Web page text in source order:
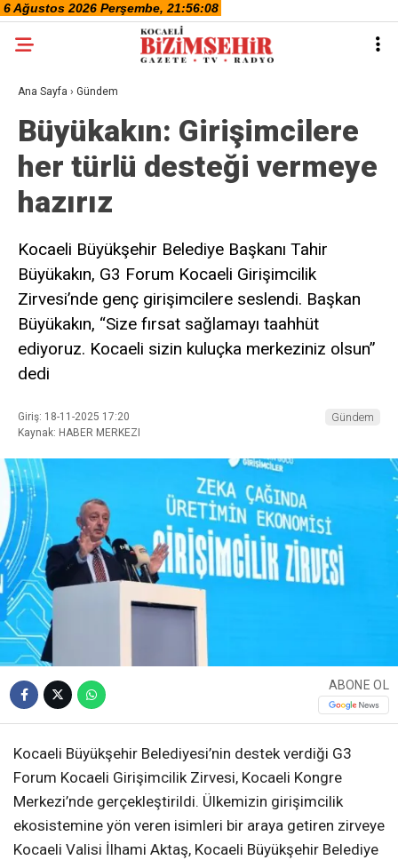
Ana Sayfa › Gündem
Büyükakın: Girişimcilere
her türlü desteği vermeye
hazırız
Kocaeli Büyükşehir Belediye Başkanı Tahir
Büyükakın, G3 Forum Kocaeli Girişimcilik
Zirvesi’nde genç girişimcilere seslendi. Başkan
Büyükakın, “Size fırsat sağlamayı taahhüt
ediyoruz. Kocaeli sizin kuluçka merkeziniz olsun”
dedi
Giriş: 18-11-2025 17:20
Kaynak: HABER MERKEZI
Gündem
ABONE OL
Kocaeli Büyükşehir Belediyesi’nin destek verdiği G3
Forum Kocaeli Girişimcilik Zirvesi, Kocaeli Kongre
Merkezi’nde gerçekleştirildi. Ülkemizin girişimcilik
ekosistemine yön veren isimleri bir araya getiren zirveye
Kocaeli Valisi İlhami Aktaş, Kocaeli Büyükşehir Belediye